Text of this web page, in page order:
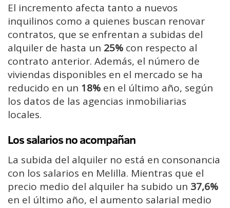
El incremento afecta tanto a nuevos
inquilinos como a quienes buscan renovar
contratos, que se enfrentan a subidas del
alquiler de hasta un 25% con respecto al
contrato anterior. Además, el número de
viviendas disponibles en el mercado se ha
reducido en un 18% en el último año, según
los datos de las agencias inmobiliarias
locales.
Los salarios no acompañan
La subida del alquiler no está en consonancia
con los salarios en Melilla. Mientras que el
precio medio del alquiler ha subido un 37,6%
en el último año, el aumento salarial medio